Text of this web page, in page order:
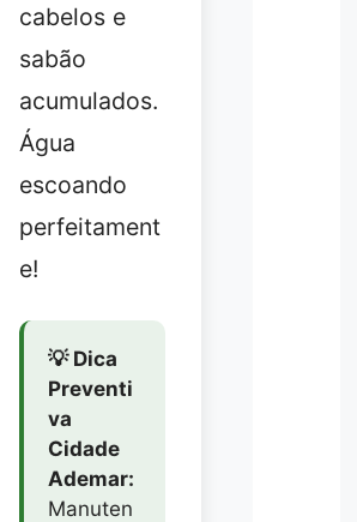
cabelos e
sabão
acumulados.
Água
escoando
perfeitament
e!
💡 Dica
Preventi
va
Cidade
Ademar:
Manuten